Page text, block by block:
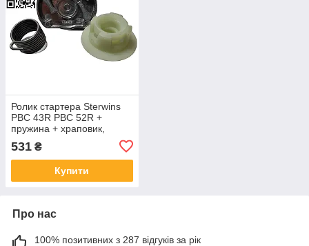
Ролик стартера Sterwins
PBC 43R PBC 52R +
пружина + храповик,
Стервинс
531 ₴
Купити
Про нас
100% позитивних з 287 відгуків за рік